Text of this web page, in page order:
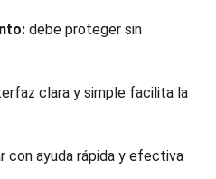
debe proteger sin
clara y simple facilita la
con ayuda rápida y efectiva